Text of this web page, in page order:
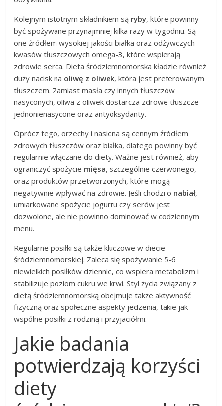
Kolejnym istotnym składnikiem są ryby, które powinny
być spożywane przynajmniej kilka razy w tygodniu. Są
one źródłem wysokiej jakości białka oraz odżywczych
kwasów tłuszczowych omega-3, które wspierają
zdrowie serca. Dieta śródziemnomorska kładzie również
duży nacisk na oliwę z oliwek, która jest preferowanym
tłuszczem. Zamiast masła czy innych tłuszczów
nasyconych, oliwa z oliwek dostarcza zdrowe tłuszcze
jednonienasycone oraz antyoksydanty.
Oprócz tego, orzechy i nasiona są cennym źródłem
zdrowych tłuszczów oraz białka, dlatego powinny być
regularnie włączane do diety. Ważne jest również, aby
ograniczyć spożycie mięsa, szczególnie czerwonego,
oraz produktów przetworzonych, które mogą
negatywnie wpływać na zdrowie. Jeśli chodzi o nabiał,
umiarkowane spożycie jogurtu czy serów jest
dozwolone, ale nie powinno dominować w codziennym
menu.
Regularne posiłki są także kluczowe w diecie
śródziemnomorskiej. Zaleca się spożywanie 5-6
niewielkich posiłków dziennie, co wspiera metabolizm i
stabilizuje poziom cukru we krwi. Styl życia związany z
dietą śródziemnomorską obejmuje także aktywność
fizyczną oraz społeczne aspekty jedzenia, takie jak
wspólne posiłki z rodziną i przyjaciółmi.
Jakie badania
potwierdzają korzyści
diety